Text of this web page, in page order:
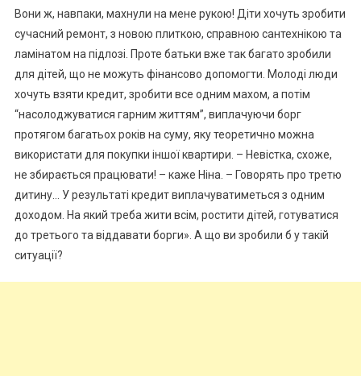
Вони ж, навпаки, махнули на мене рукою! Діти хочуть зробити
сучасний ремонт, з новою плиткою, справною сантехнікою та
ламінатом на підлозі. Проте батьки вже так багато зробили
для дітей, що не можуть фінансово допомогти. Молоді люди
хочуть взяти кредит, зробити все одним махом, а потім
“насолоджуватися гарним життям”, виплачуючи борг
протягом багатьох років на суму, яку теоретично можна
використати для покупки іншої квартири. – Невістка, схоже,
не збирається працювати! – каже Ніна. – Говорять про третю
дитину… У результаті кредит виплачуватиметься з одним
доходом. На який треба жити всім, ростити дітей, готуватися
до третього та віддавати борги». А що ви зробили б у такій
ситуації?